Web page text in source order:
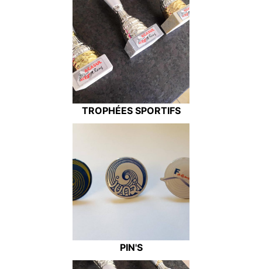
TROPHÉES SPORTIFS
PIN'S